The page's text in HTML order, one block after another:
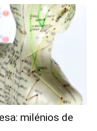
milénios de